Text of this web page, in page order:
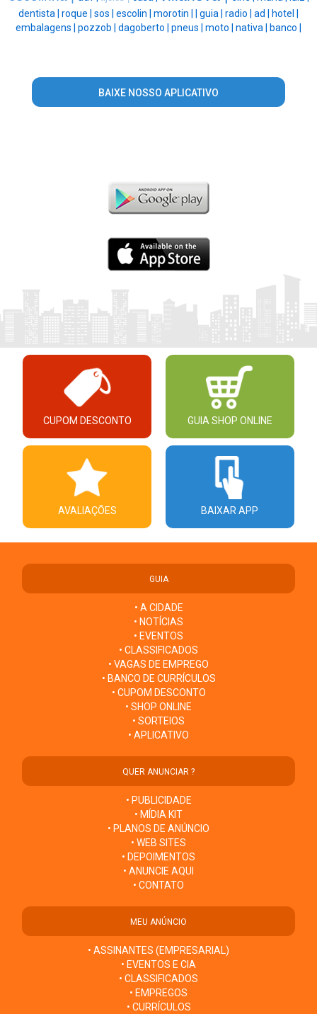
dentista | roque | sos | escolin | morotin | guia | radio | ad |
hotel |
embalagens | pozzob | dagoberto | pneus | moto | nativa | banco |
BAIXE NOSSO APLICATIVO
CUPOM DESCONTO GUIA SHOP ONLINE
AVALIAÇÕES BAIXAR APP
GUIA
• A CIDADE
• NOTÍCIAS
• EVENTOS
• CLASSIFICADOS
• VAGAS DE EMPREGO
• BANCO DE CURRÍCULOS
• CUPOM DESCONTO
• SHOP ONLINE
• SORTEIOS
• APLICATIVO
QUER ANUNCIAR ?
• PUBLICIDADE
• MÍDIA KIT
• PLANOS DE ANÚNCIO
• WEB SITES
• DEPOIMENTOS
• ANUNCIE AQUI
• CONTATO
MEU ANÚNCIO
• ASSINANTES (EMPRESARIAL)
• EVENTOS E CIA
• CLASSIFICADOS
• EMPREGOS
• CURRÍCULOS